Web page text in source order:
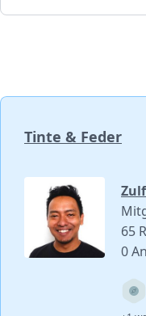
Tinte & Feder
65
0